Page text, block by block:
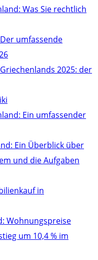
Was Sie rechtlich
umfassende
2025: der
Ein umfassender
Ein Überblick über
und die Aufgaben
in
Wohnungspreise
um 10,4 % im